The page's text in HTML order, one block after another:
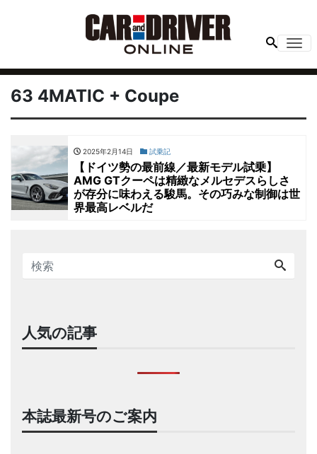
63 4MATIC + Coupe
2025年2月14日 試乗記
【ドイツ勢の最前線／最新モデル試乗】
AMG GTクーペは精緻なメルセデスらしさ
が存分に味わえる駿馬。その巧みな制御は世
界最高レベルだ
人気の記事
本誌最新号のご案内